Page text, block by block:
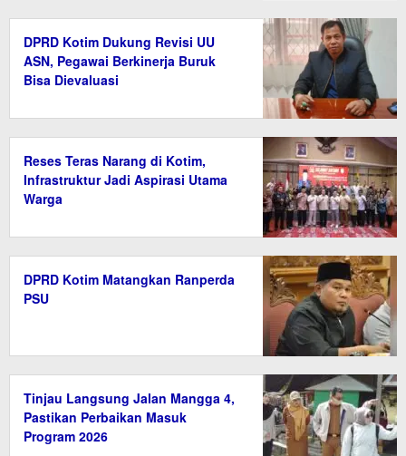
DPRD Kotim Dukung Revisi UU
ASN, Pegawai Berkinerja Buruk
Bisa Dievaluasi
Reses Teras Narang di Kotim,
Infrastruktur Jadi Aspirasi Utama
Warga
DPRD Kotim Matangkan Ranperda
PSU
Tinjau Langsung Jalan Mangga 4,
Pastikan Perbaikan Masuk
Program 2026